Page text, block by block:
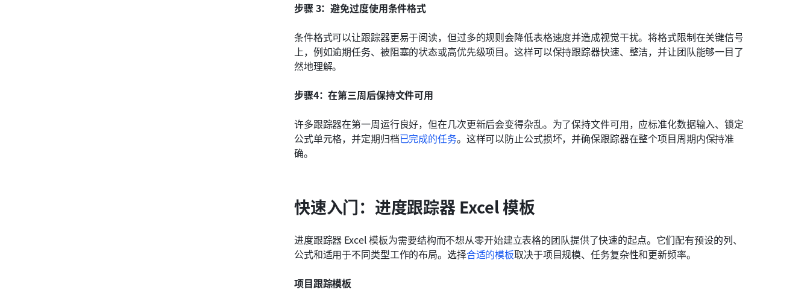
步骤 3：避免过度使用条件格式
条件格式可以让跟踪器更易于阅读，但过多的规则会降低表格速度并造成视觉干扰。将格式限制在关键信号
上，例如逾期任务、被阻塞的状态或高优先级项目。这样可以保持跟踪器快速、整洁，并让团队能够一目了
然地理解。
步骤4：在第三周后保持文件可用
许多跟踪器在第一周运行良好，但在几次更新后会变得杂乱。为了保持文件可用，应标准化数据输入、锁定
公式单元格，并定期归档已完成的任务。这样可以防止公式损坏，并确保跟踪器在整个项目周期内保持准
确。
快速入门：进度跟踪器 Excel 模板
进度跟踪器 Excel 模板为需要结构而不想从零开始建立表格的团队提供了快速的起点。它们配有预设的列、
公式和适用于不同类型工作的布局。选择合适的模板取决于项目规模、任务复杂性和更新频率。
项目跟踪模板